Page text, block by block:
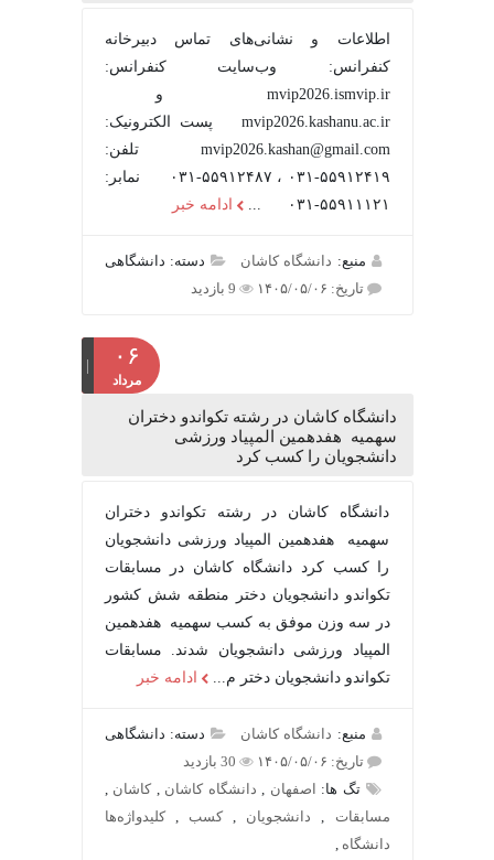
اطلاعات و نشانی‌های تماس دبیرخانه
کنفرانس: وب‌سایت کنفرانس:
mvip2026.ismvip.ir و
mvip2026.kashanu.ac.ir پست الکترونیک:
mvip2026.kashan@gmail.com تلفن:
۵۵۹۱۲۴۱۹-۰۳۱ ، ۵۵۹۱۲۴۸۷-۰۳۱ نمابر:
۵۵۹۱۱۱۲۱-۰۳۱ ...
ادامه خبر
منبع:دانشگاه کاشان
دسته: دانشگاهی
تاریخ: ۱۴۰۵/۰۵/۰۶
9 بازدید
۰۶
مرداد
دانشگاه کاشان در رشته تکواندو دختران
سهمیه هفدهمین المپیاد ورزشی
دانشجویان را کسب کرد
دانشگاه کاشان در رشته تکواندو دختران
سهمیه هفدهمین المپیاد ورزشی دانشجویان
را کسب کرد دانشگاه کاشان در مسابقات
تکواندو دانشجویان دختر منطقه شش کشور
در سه وزن موفق به کسب سهمیه هفدهمین
المپیاد ورزشی دانشجویان شدند. مسابقات
تکواندو دانشجویان دختر م...
ادامه خبر
منبع:دانشگاه کاشان
دسته: دانشگاهی
تاریخ: ۱۴۰۵/۰۵/۰۶
30 بازدید
تگ ها:اصفهان ,دانشگاه کاشان ,کاشان,
مسابقات,دانشجویان,کسب ,کلیدواژه‌ها
دانشگاه,